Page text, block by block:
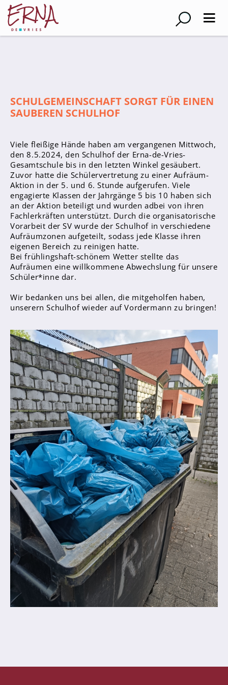
Kollegium
Lehrer*innen
Referendar*innen
Teams
Schüler*innen
Schüler*innenvertretung
Sporthelfer*innen
Sanitätsdienst
Eltern
Förderverein
Elternvertreter*innen
Sekretär*innen
Hausmeister
Lehrer*innen Ausbildung
Praktika und Praxissemester
Referendariat
Abschlüsse
Fremdsprachen
Englisch
Spanisch
Niederländisch
MINT
Naturwissenschaften
Informatik
Fächer
SCHULGEMEINSCHAFT SORGT FÜR EINEN
SAUBEREN SCHULHOF
Viele fleißige Hände haben am vergangenen Mittwoch,
den 8.5.2024, den Schulhof der Erna-de-Vries-
Gesamtschule bis in den letzten Winkel gesäubert.
Zuvor hatte die Schülervertretung zu einer Aufräum-
Aktion in der 5. und 6. Stunde aufgerufen. Viele
engagierte Klassen der Jahrgänge 5 bis 10 haben sich
an der Aktion beteiligt und wurden adbei von ihren
Fachlerkräften unterstützt. Durch die organisatorische
Vorarbeit der SV wurde der Schulhof in verschiedene
Aufräumzonen aufgeteilt, sodass jede Klasse ihren
eigenen Bereich zu reinigen hatte.
Bei frühlingshaft-schönem Wetter stellte das
Aufräumen eine willkommene Abwechslung für unsere
Schüler*inne dar.
Wir bedanken uns bei allen, die mitgeholfen haben,
unserern Schulhof wieder auf Vordermann zu bringen!